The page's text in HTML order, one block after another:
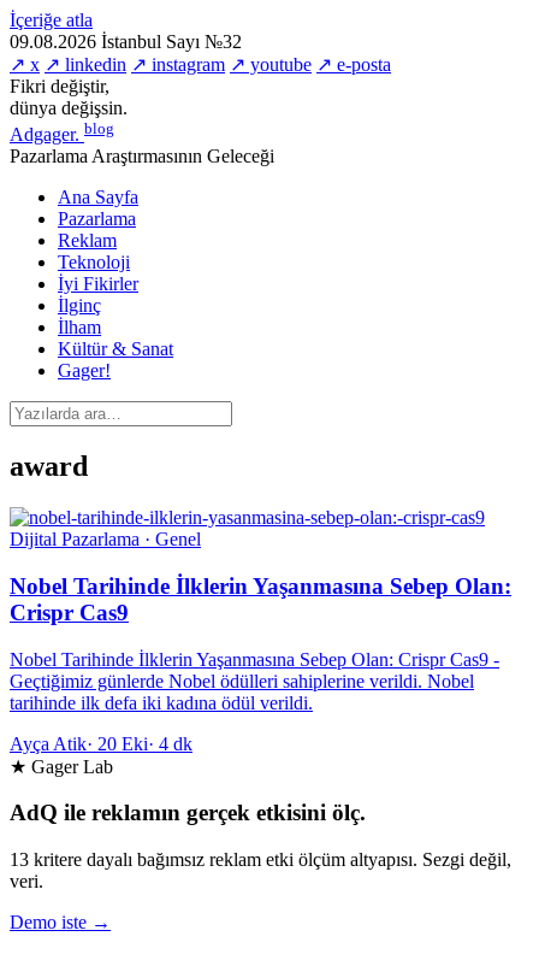
İçeriğe atla
09.08.2026 İstanbul Sayı №32
↗ x ↗ linkedin ↗ instagram ↗ youtube ↗ e-posta
Fikri değiştir,
dünya değişsin.
Adgager. blog
Pazarlama Araştırmasının Geleceği
Ana Sayfa
Pazarlama
Reklam
Teknoloji
İyi Fikirler
İlginç
İlham
Kültür & Sanat
Gager!
award
Dijital Pazarlama · Genel
Nobel Tarihinde İlklerin Yaşanmasına Sebep Olan:
Crispr Cas9
Nobel Tarihinde İlklerin Yaşanmasına Sebep Olan: Crispr Cas9 -
Geçtiğimiz günlerde Nobel ödülleri sahiplerine verildi. Nobel
tarihinde ilk defa iki kadına ödül verildi.
Ayça Atik· 20 Eki· 4 dk
★ Gager Lab
AdQ ile reklamın gerçek etkisini ölç.
13 kritere dayalı bağımsız reklam etki ölçüm altyapısı. Sezgi değil,
veri.
Demo iste →